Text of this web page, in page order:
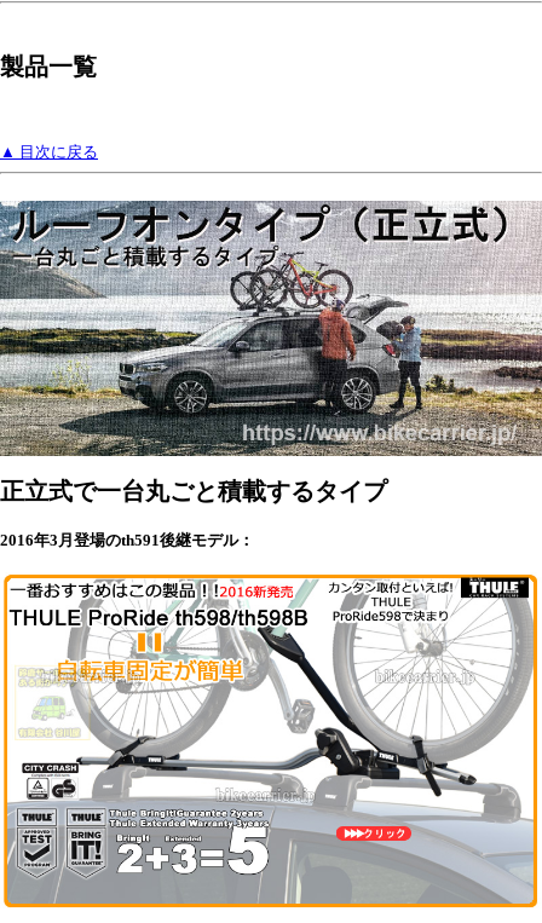
製品一覧
▲ 目次に戻る
正立式で一台丸ごと積載するタイプ
2016年3月登場のth591後継モデル：